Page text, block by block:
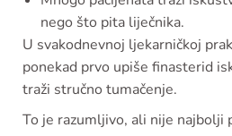
nego što pita liječnika.
U svakodnevnoj ljekarničkoj
ponekad prvo upiše finasterid
traži stručno tumačenje.
To je razumljivo, ali nije najbolji